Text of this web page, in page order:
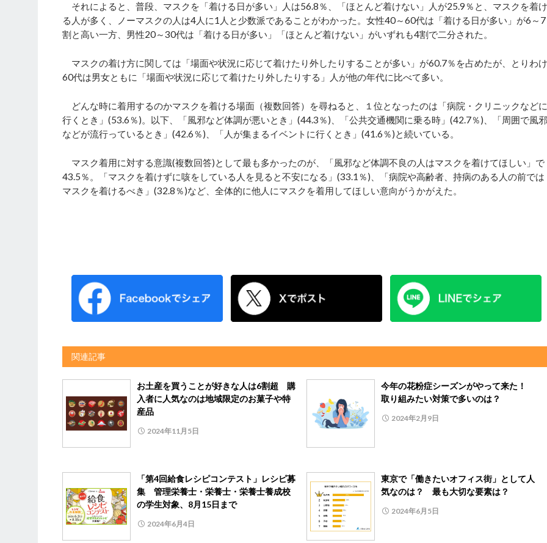
それによると、普段、マスクを「着ける日が多い」人は56.8％、「ほとんど着けない」人が25.9％と、マスクを着け
る人が多く、ノーマスクの人は4人に1人と少数派であることがわかった。女性40～60代は「着ける日が多い」が6～7
割と高い一方、男性20～30代は「着ける日が多い」「ほとんど着けない」がいずれも4割で二分された。
マスクの着け方に関しては「場面や状況に応じて着けたり外したりすることが多い」が60.7％を占めたが、とりわけ
60代は男女ともに「場面や状況に応じて着けたり外したりする」人が他の年代に比べて多い。
どんな時に着用するのかマスクを着ける場面（複数回答）を尋ねると、１位となったのは「病院・クリニックなどに
行くとき」(53.6％)。以下、「風邪など体調が悪いとき」(44.3％)、「公共交通機関に乗る時」(42.7％)、「周囲で風邪
などが流行っているとき」(42.6％)、「人が集まるイベントに行くとき」(41.6％)と続いている。
マスク着用に対する意識(複数回答)として最も多かったのが、「風邪など体調不良の人はマスクを着けてほしい」で
43.5％。「マスクを着けずに咳をしている人を見ると不安になる」(33.1％)、「病院や高齢者、持病のある人の前では
マスクを着けるべき」(32.8％)など、全体的に他人にマスクを着用してほしい意向がうかがえた。
関連記事
お土産を買うことが好きな人は6割超 購
入者に人気なのは地域限定のお菓子や特
産品
2024年11月5日
今年の花粉症シーズンがやって来た！
取り組みたい対策で多いのは？
2024年2月9日
「第4回給食レシピコンテスト」レシピ募
集 管理栄養士・栄養士・栄養士養成校
の学生対象、8月15日まで
2024年6月4日
東京で「働きたいオフィス街」として人
気なのは？ 最も大切な要素は？
2024年6月5日